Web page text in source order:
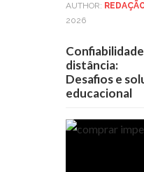
AUTHOR:
2026
distância:
Desafios e
educacional